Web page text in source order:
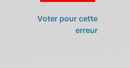
Voter pour cette
erreur